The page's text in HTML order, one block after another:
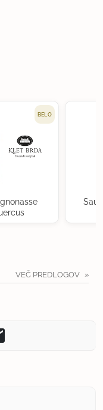
BELO
VEČ PREDLOGOV